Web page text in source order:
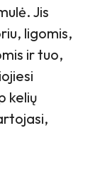
Jis
ligomis,
ir tuo,
kelių